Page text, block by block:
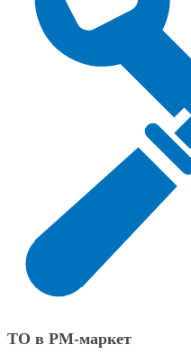
ТО в РМ-маркет